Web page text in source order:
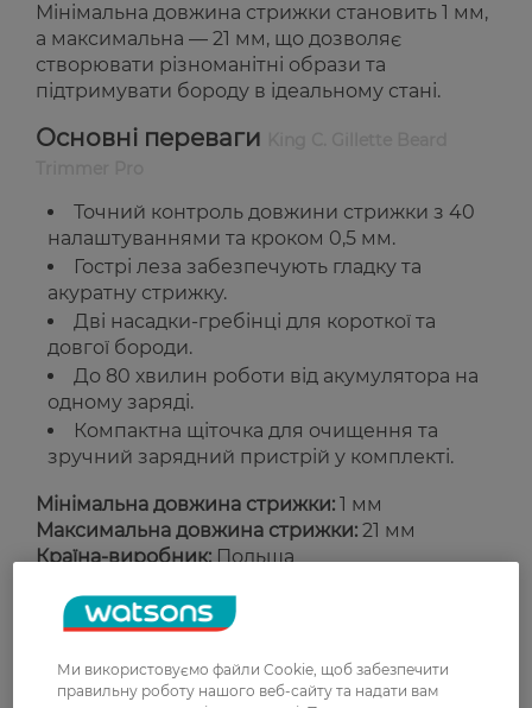
Мінімальна довжина стрижки становить 1 мм,
а максимальна — 21 мм, що дозволяє
створювати різноманітні образи та
підтримувати бороду в ідеальному стані.
Основні переваги
Точний контроль довжини стрижки з 40
налаштуваннями та кроком 0,5 мм.
Гострі леза забезпечують гладку та
акуратну стрижку.
Дві насадки-гребінці для короткої та
довгої бороди.
До 80 хвилин роботи від акумулятора на
одному заряді.
Компактна щіточка для очищення та
зручний зарядний пристрій у комплекті.
Мінімальна довжина стрижки: 1 мм
Максимальна довжина стрижки: 21 мм
Країна-виробник:Польща
Рейтинг та відгуки
Ми використовуємо файли Cookie, щоб забезпечити
правильну роботу нашого веб-сайту та надати вам